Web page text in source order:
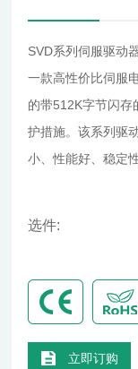
SVD系列伺服驱动
一款高性价比伺服
的带512K字节闪存
护措施。该系列驱
小、性能好、稳定
选件:
立即订购